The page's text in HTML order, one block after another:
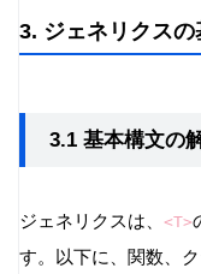
3. ジェネリクス
3.1 基本構文の
ジェネリクスは、 <T>
す。以下に、関数、